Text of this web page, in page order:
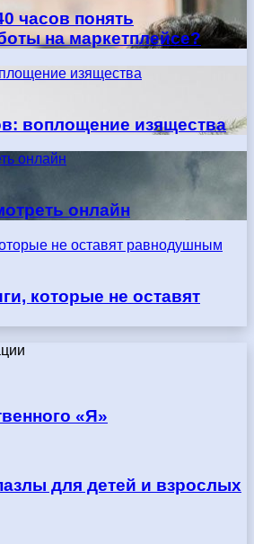
часов понять
на маркетплейсе?
изящества
воплощение изящества
онлайн
онлайн
не оставят равнодушным
которые не оставят
«Я»
для детей и взрослых